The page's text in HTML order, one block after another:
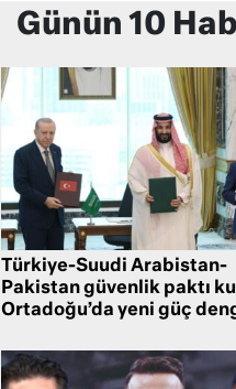
Günün 10
Türkiye-Suudi Arabistan-
Pakistan güvenlik paktı
Ortadoğu’da yeni güç